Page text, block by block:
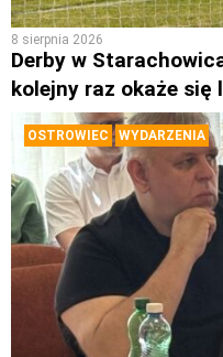
8 sierpnia 2026
Derby w
kolejny raz okaże się
OSTROWIEC WYDARZENIA